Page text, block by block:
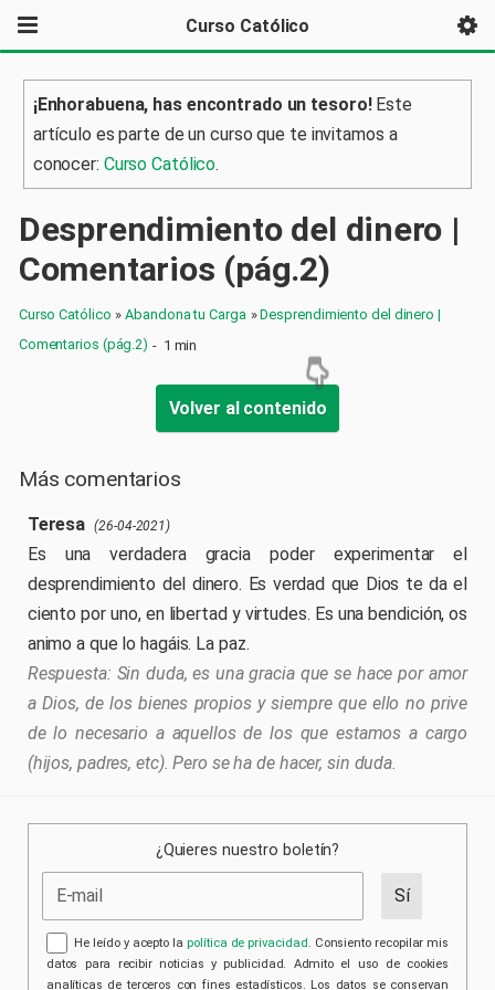
Curso Católico
¡Enhorabuena, has encontrado un tesoro!Este
artículo es parte de un curso que te invitamos a
conocer: Curso Católico.
Desprendimiento del dinero |
Comentarios (pág.2)
Curso Católico »Abandona tu Carga »Desprendimiento del dinero |
Comentarios (pág.2) - 1 min
Volver al contenido
Más comentarios
Teresa (26-04-2021)
Es una verdadera gracia poder experimentar el
desprendimiento del dinero. Es verdad que Dios te da el
ciento por uno, en libertad y virtudes. Es una bendición, os
animo a que lo hagáis. La paz.
Sin duda, es una gracia que se hace por amor
a Dios, de los bienes propios y siempre que ello no prive
de lo necesario a aquellos de los que estamos a cargo
(hijos, padres, etc). Pero se ha de hacer, sin duda.
¿Quieres nuestro boletín?
He leído y acepto lapolítica de privacidad. Consiento recopilar mis
datos para recibir noticias y publicidad. Admito el uso de cookies
analíticas de terceros con fines estadísticos. Los datos se conservan